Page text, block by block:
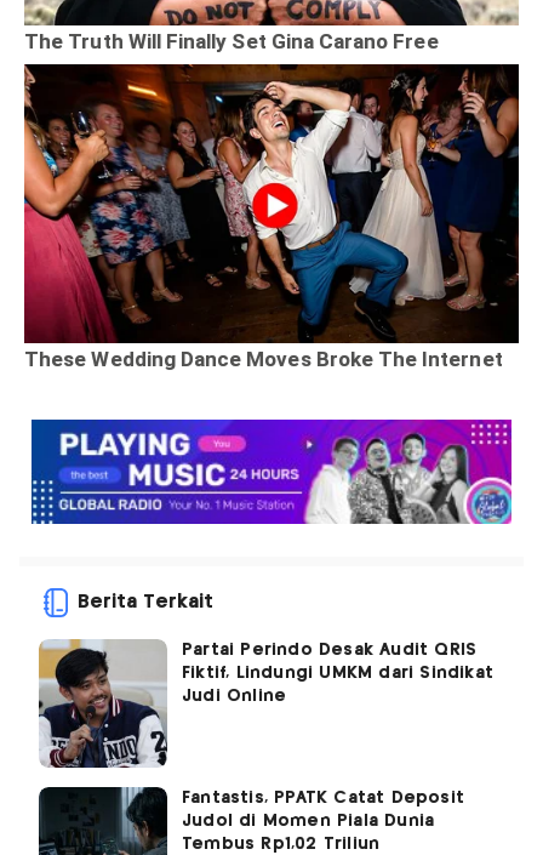
Berita Terkait
Partai Perindo Desak Audit QRIS
Fiktif, Lindungi UMKM dari Sindikat
Judi Online
Fantastis, PPATK Catat Deposit
Judol di Momen Piala Dunia
Tembus Rp1,02 Triliun